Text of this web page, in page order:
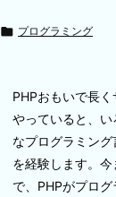
 プログラミング
PHPおもいで長く
やっていると、い
なプログラミン
を経験します。 今
で、PHPがプロ